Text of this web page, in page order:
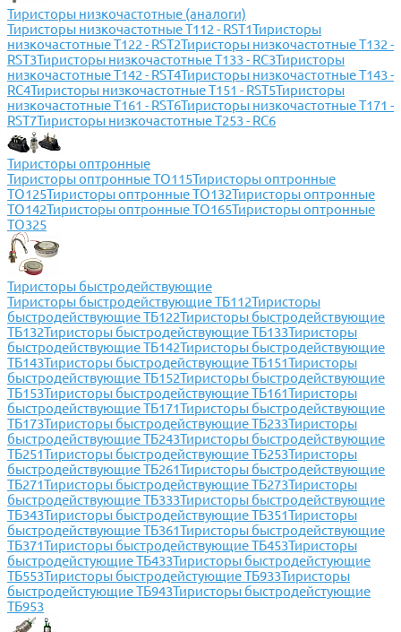
Тиристоры низкочастотные (аналоги)
Тиристоры низкочастотные Т112 - RSТ1Тиристоры
низкочастотные Т122 - RSТ2Тиристоры низкочастотные Т132 -
RSТ3Тиристоры низкочастотные Т133 - RC3Тиристоры
низкочастотные Т142 - RSТ4Тиристоры низкочастотные Т143 -
RC4Тиристоры низкочастотные Т151 - RSТ5Тиристоры
низкочастотные Т161 - RSТ6Тиристоры низкочастотные Т171 -
RSТ7Тиристоры низкочастотные Т253 - RC6
Тиристоры оптронные
Тиристоры оптронные ТО115Тиристоры оптронные
ТО125Тиристоры оптронные ТО132Тиристоры оптронные
ТО142Тиристоры оптронные ТО165Тиристоры оптронные
ТО325
Тиристоры быстродействующие
Тиристоры быстродействующие ТБ112Тиристоры
быстродействующие ТБ122Тиристоры быстродействующие
ТБ132Тиристоры быстродействующие ТБ133Тиристоры
быстродействующие ТБ142Тиристоры быстродействующие
ТБ143Тиристоры быстродействующие ТБ151Тиристоры
быстродействующие ТБ152Тиристоры быстродействующие
ТБ153Тиристоры быстродействующие ТБ161Тиристоры
быстродействующие ТБ171Тиристоры быстродействующие
ТБ173Тиристоры быстродействующие ТБ233Тиристоры
быстродействующие ТБ243Тиристоры быстродействующие
ТБ251Тиристоры быстродействующие ТБ253Тиристоры
быстродействующие ТБ261Тиристоры быстродействующие
ТБ271Тиристоры быстродействующие ТБ273Тиристоры
быстродействующие ТБ333Тиристоры быстродействующие
ТБ343Тиристоры быстродействующие ТБ351Тиристоры
быстродействующие ТБ361Тиристоры быстродействующие
ТБ371Тиристоры быстродействующие ТБ453Тиристоры
быстродейстующие ТБ433Тиристоры быстродейстующие
ТБ553Тиристоры быстродейстующие ТБ933Тиристоры
быстродейстующие ТБ943Тиристоры быстродейстующие
ТБ953